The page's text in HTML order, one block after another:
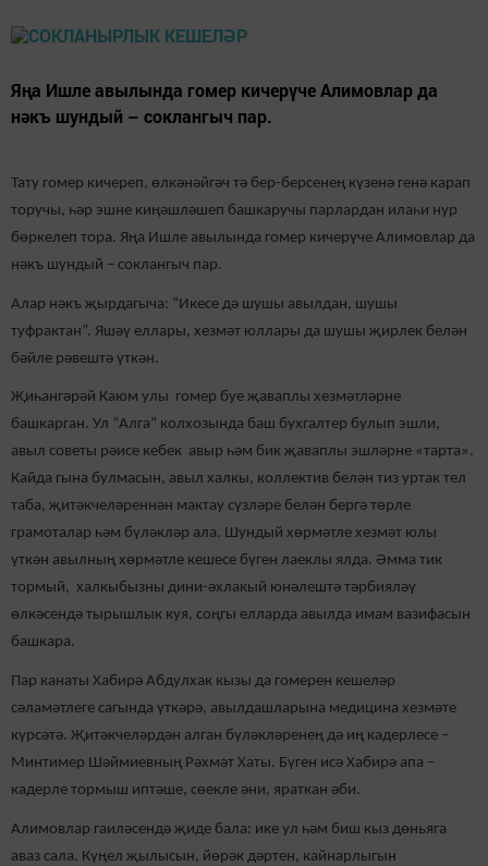
Яңа Ишле авылында гомер кичерүче Алимовлар да
нәкъ шундый – соклангыч пар.
Тату гомер кичереп, өлкәнәйгәч тә бер-берсенең күзенә генә карап
торучы, һәр эшне киңәшләшеп башкаручы парлардан илаһи нур
бөркелеп тора. Яңа Ишле авылында гомер кичерүче Алимовлар да
нәкъ шундый – соклангыч пар.
Алар нәкъ җырдагыча: “Икесе дә шушы авылдан, шушы
туфрактан”. Яшәү еллары, хезмәт юллары да шушы җирлек белән
бәйле рәвештә үткән.
Җиһангәрәй Каюм улы гомер буе җаваплы хезмәтләрне
башкарган. Ул “Алга” колхозында баш бухгалтер булып эшли,
авыл советы рәисе кебек авыр һәм бик җаваплы эшләрне «тарта».
Кайда гына булмасын, авыл халкы, коллектив белән тиз уртак тел
таба, җитәкчеләреннән мактау сүзләре белән бергә төрле
грамоталар һәм бүләкләр ала. Шундый хөрмәтле хезмәт юлы
үткән авылның хөрмәтле кешесе бүген лаеклы ялда. Әмма тик
тормый, халкыбызны дини-әхлакый юнәлештә тәрбияләү
өлкәсендә тырышлык куя, соңгы елларда авылда имам вазифасын
башкара.
Пар канаты Хабирә Абдулхак кызы да гомерен кешеләр
сәламәтлеге сагында үткәрә, авылдашларына медицина хезмәте
күрсәтә. Җитәкчеләрдән алган бүләкләренең дә иң кадерлесе –
Минтимер Шәймиевның Рәхмәт Хаты. Бүген исә Хабирә апа –
кадерле тормыш иптәше, сөекле әни, яраткан әби.
Алимовлар гаиләсендә җиде бала: ике ул һәм биш кыз дөньяга
аваз сала. Күңел җылысын, йөрәк дәртен, кайнарлыгын